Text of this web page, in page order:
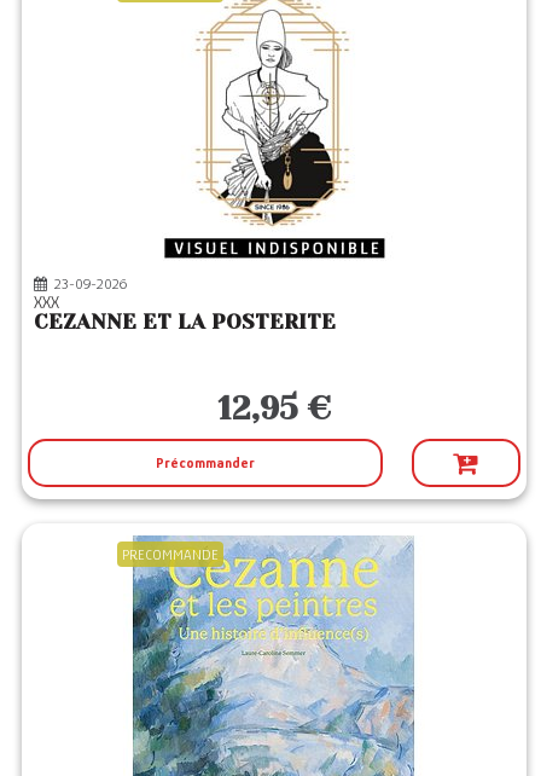
23-09-2026
XXX
CEZANNE ET LA POSTERITE
12,95 €
Précommander
PRECOMMANDE